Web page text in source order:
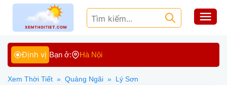
Định vị Bạn ở: Hà Nội
Xem Thời Tiết » Quảng Ngãi » Lý Sơn